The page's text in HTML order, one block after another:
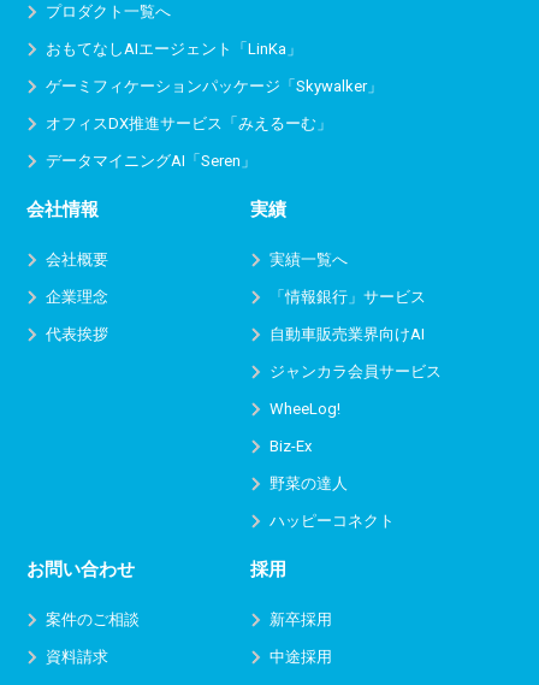
プロダクト一覧へ
おもてなしAIエージェント「LinKa」
ゲーミフィケーションパッケージ「Skywalker」
オフィスDX推進サービス 「みえるーむ」
データマイニングAI「Seren」
会社情報
会社概要
企業理念
代表挨拶
実績
実績一覧へ
「情報銀行」サービス
自動車販売業界向けAI
ジャンカラ会員サービス
WheeLog!
Biz-Ex
野菜の達人
ハッピーコネクト
お問い合わせ
案件のご相談
資料請求
採用
新卒採用
中途採用